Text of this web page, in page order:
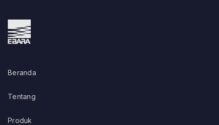
Beranda
Tentang
Produk